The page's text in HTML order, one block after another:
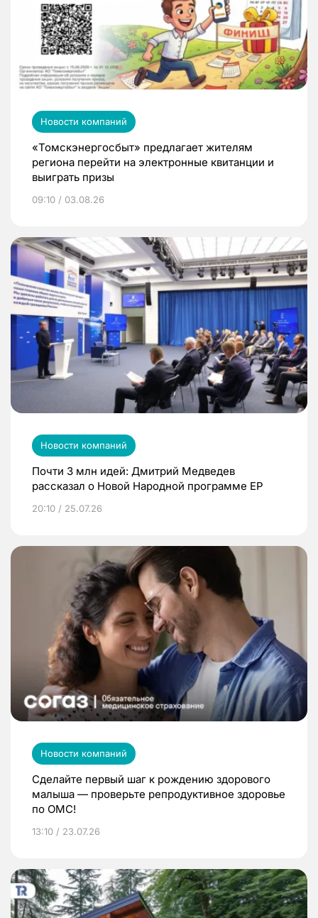
Новости компаний
«Томскэнергосбыт» предлагает жителям
региона перейти на электронные квитанции и
выиграть призы
09:10 / 03.08.26
Новости компаний
Почти 3 млн идей: Дмитрий Медведев
рассказал о Новой Народной программе ЕР
20:10 / 25.07.26
Новости компаний
Сделайте первый шаг к рождению здорового
малыша — проверьте репродуктивное здоровье
по ОМС!
13:10 / 23.07.26